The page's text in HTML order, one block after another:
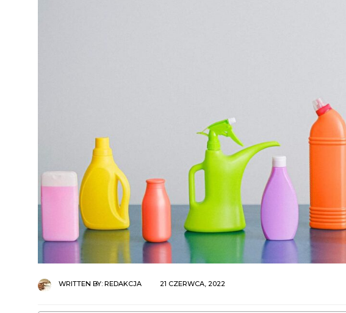
WRITTEN BY: REDAKCJA 21 CZERWCA, 2022